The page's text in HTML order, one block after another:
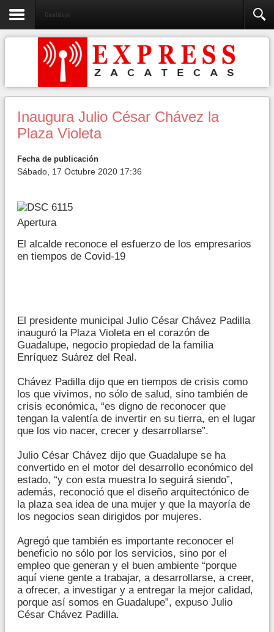
Guadalupe
Inaugura Julio César Chávez la
Plaza Violeta
Fecha de publicación
Sábado, 17 Octubre 2020 17:36
Apertura
El alcalde reconoce el esfuerzo de los empresarios
en tiempos de Covid-19
El presidente municipal Julio César Chávez Padilla
inauguró la Plaza Violeta en el corazón de
Guadalupe, negocio propiedad de la familia
Enríquez Suárez del Real.
Chávez Padilla dijo que en tiempos de crisis como
los que vivimos, no sólo de salud, sino también de
crisis económica, “es digno de reconocer que
tengan la valentía de invertir en su tierra, en el lugar
que los vio nacer, crecer y desarrollarse”.
Julio César Chávez dijo que Guadalupe se ha
convertido en el motor del desarrollo económico del
estado, “y con esta muestra lo seguirá siendo”,
además, reconoció que el diseño arquitectónico de
la plaza sea idea de una mujer y que la mayoría de
los negocios sean dirigidos por mujeres.
Agregó que también es importante reconocer el
beneficio no sólo por los servicios, sino por el
empleo que generan y el buen ambiente “porque
aquí viene gente a trabajar, a desarrollarse, a creer,
a ofrecer, a investigar y a entregar la mejor calidad,
porque así somos en Guadalupe”, expuso Julio
César Chávez Padilla.